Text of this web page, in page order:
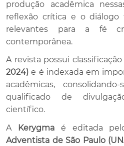
produção acadêmica
reflexão crítica e o diálogo
relevantes para a fé
contemporânea.
A revista possui classificação
2024) e é indexada em
acadêmicas,
qualificado de
científico.
A
Kerygmaé editada
Adventista de São Paulo